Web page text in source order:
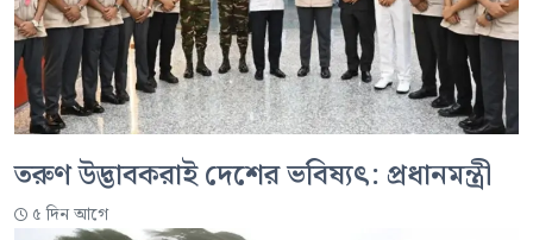
তরুণ উদ্ভাবকরাই দেশের ভবিষ্যৎ: প্রধানমন্ত্রী
৫ দিন আগে